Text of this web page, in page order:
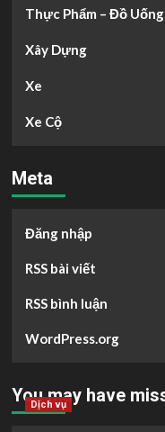
Thực Phẩm – Đồ Uống
Xây Dựng
Xe
Xe Cộ
Meta
Đăng nhập
RSS bài viết
RSS bình luận
WordPress.org
You may have
Dịch vụ